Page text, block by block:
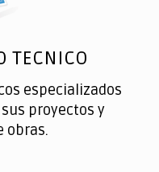
TECNICO
especializados
proyectos y
obras.